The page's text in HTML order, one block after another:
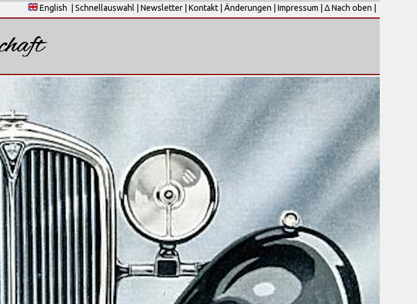
English Schnellauswahl Newsletter Kontakt Änderungen Impressum Δ Nach oben